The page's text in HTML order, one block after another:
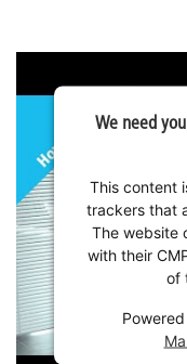
We need
This content
trackers that
The website
with their
of